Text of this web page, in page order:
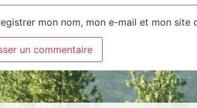
mon nom, mon e-mail et mon